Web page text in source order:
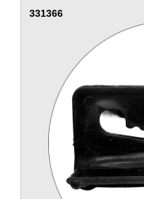
331366